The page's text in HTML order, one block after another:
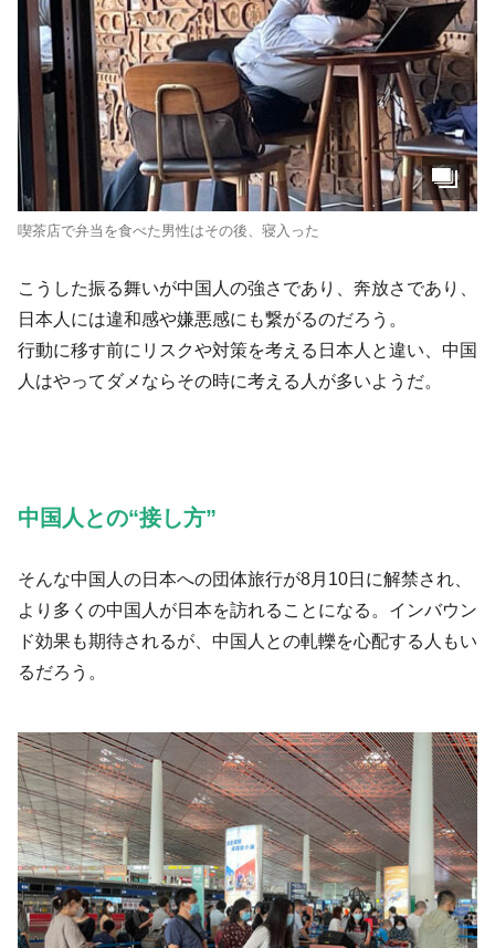
喫茶店で弁当を食べた男性はその後、寝入った
こうした振る舞いが中国人の強さであり、奔放さであり、
日本人には違和感や嫌悪感にも繋がるのだろう。
行動に移す前にリスクや対策を考える日本人と違い、中国
人はやってダメならその時に考える人が多いようだ。
中国人との“接し方”
そんな中国人の日本への団体旅行が8月10日に解禁され、
より多くの中国人が日本を訪れることになる。インバウン
ド効果も期待されるが、中国人との軋轢を心配する人もい
るだろう。